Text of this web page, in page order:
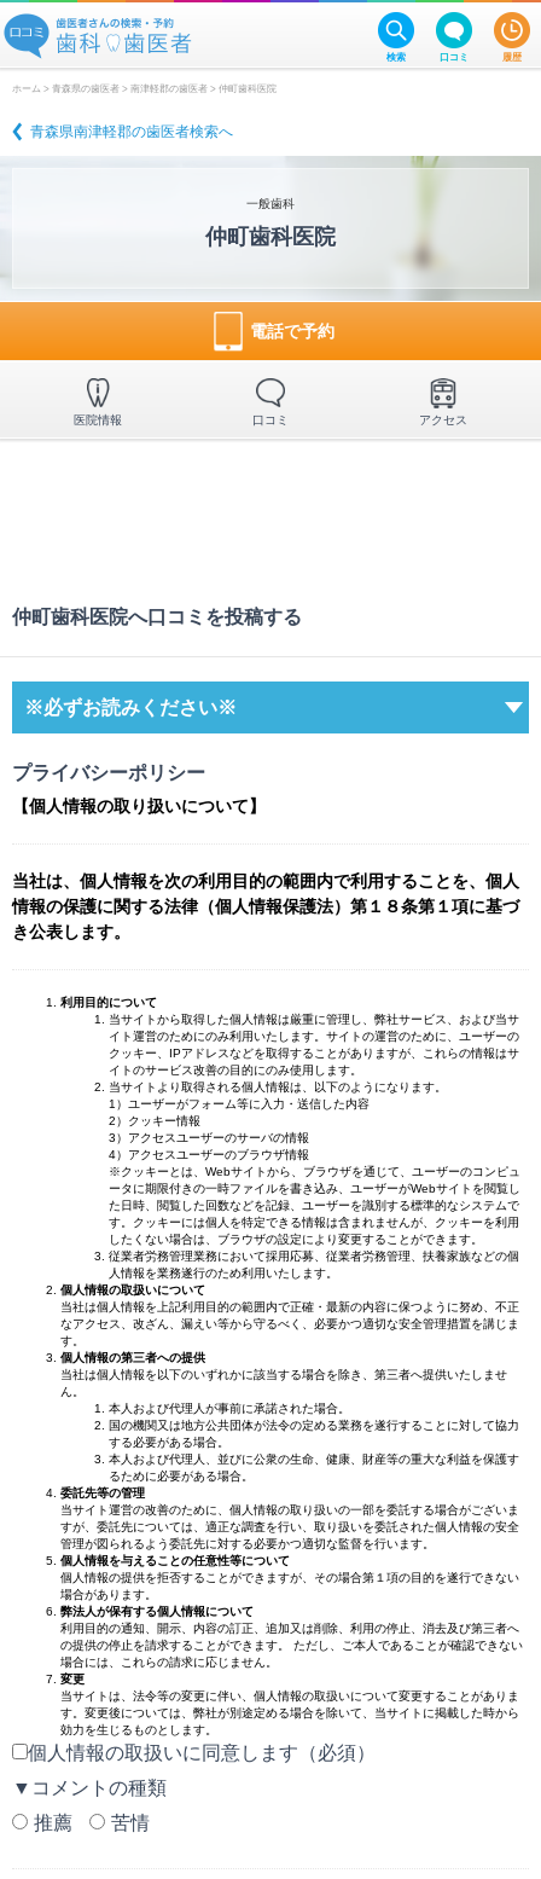
検索 口コミ 履歴
ホーム > 青森県の歯医者 > 南津軽郡の歯医者 > 仲町歯科医院
青森県南津軽郡の歯医者検索へ
一般歯科
仲町歯科医院
電話で予約
医院情報 口コミ アクセス
仲町歯科医院へ口コミを投稿する
※必ずお読みください※
プライバシーポリシー
【個人情報の取り扱いについて】
当社は、個人情報を次の利用目的の範囲内で利用することを、個人
情報の保護に関する法律（個人情報保護法）第１８条第１項に基づ
き公表します。
利用目的について
当サイトから取得した個人情報は厳重に管理し、弊社サービス、および当サ
イト運営のためにのみ利用いたします。サイトの運営のために、ユーザーの
クッキー、IPアドレスなどを取得することがありますが、これらの情報はサ
イトのサービス改善の目的にのみ使用します。
当サイトより取得される個人情報は、以下のようになります。
1）ユーザーがフォーム等に入力・送信した内容
2）クッキー情報
3）アクセスユーザーのサーバの情報
4）アクセスユーザーのブラウザ情報
※クッキーとは、Webサイトから、ブラウザを通じて、ユーザーのコンピュ
ータに期限付きの一時ファイルを書き込み、ユーザーがWebサイトを閲覧し
た日時、閲覧した回数などを記録、ユーザーを識別する標準的なシステムで
す。クッキーには個人を特定できる情報は含まれませんが、クッキーを利用
したくない場合は、ブラウザの設定により変更することができます。
従業者労務管理業務において採用応募、従業者労務管理、扶養家族などの個
人情報を業務遂行のため利用いたします。
個人情報の取扱いについて
当社は個人情報を上記利用目的の範囲内で正確・最新の内容に保つように努め、不正
なアクセス、改ざん、漏えい等から守るべく、必要かつ適切な安全管理措置を講じま
す。
個人情報の第三者への提供
当社は個人情報を以下のいずれかに該当する場合を除き、第三者へ提供いたしませ
ん。
本人および代理人が事前に承諾された場合。
国の機関又は地方公共団体が法令の定める業務を遂行することに対して協力
する必要がある場合。
本人および代理人、並びに公衆の生命、健康、財産等の重大な利益を保護す
るために必要がある場合。
委託先等の管理
当サイト運営の改善のために、個人情報の取り扱いの一部を委託する場合がございま
すが、委託先については、適正な調査を行い、取り扱いを委託された個人情報の安全
管理が図られるよう委託先に対する必要かつ適切な監督を行います。
個人情報を与えることの任意性等について
個人情報の提供を拒否することができますが、その場合第１項の目的を遂行できない
場合があります。
弊法人が保有する個人情報について
利用目的の通知、開示、内容の訂正、追加又は削除、利用の停止、消去及び第三者へ
の提供の停止を請求することができます。 ただし、ご本人であることが確認できない
場合には、これらの請求に応じません。
変更
当サイトは、法令等の変更に伴い、個人情報の取扱いについて変更することがありま
す。変更後については、弊社が別途定める場合を除いて、当サイトに掲載した時から
効力を生じるものとします。
個人情報の取扱いに同意します（必須）
▼コメントの種類
推薦
苦情